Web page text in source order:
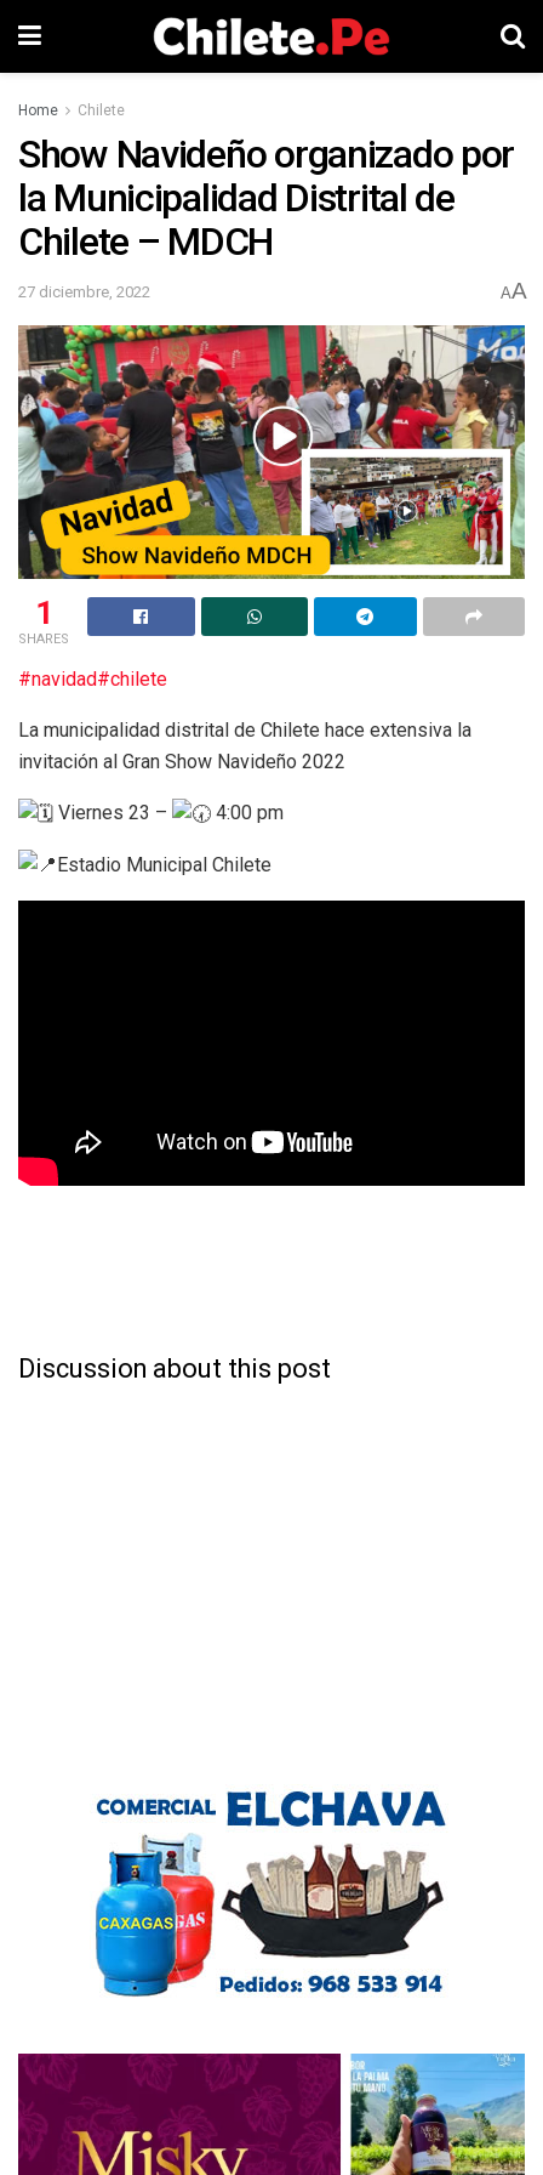
Home Chilete
Show Navideño organizado por
la Municipalidad Distrital de
Chilete – MDCH
27 diciembre, 2022 AA
1
SHARES
#navidad#chilete
La municipalidad distrital de Chilete hace extensiva la
invitación al Gran Show Navideño 2022
Viernes 23 – 4:00 pm
Estadio Municipal Chilete
Discussion about this post